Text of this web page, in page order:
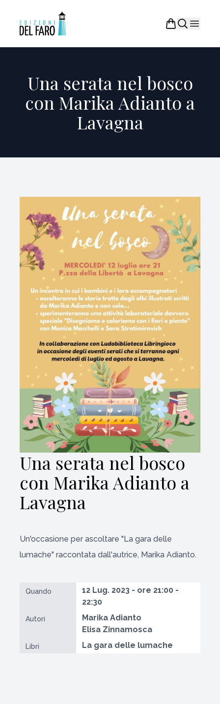
Una serata nel bosco
con Marika Adianto a
Lavagna
Una serata nel bosco
con Marika Adianto a
Lavagna
Un'occasione per ascoltare "La gara delle
lumache" raccontata dall'autrice, Marika Adianto.
Quando
12 Lug. 2023 - ore 21:00 -
22:30
Autori
Marika Adianto
Elisa Zinnamosca
Libri La gara delle lumache